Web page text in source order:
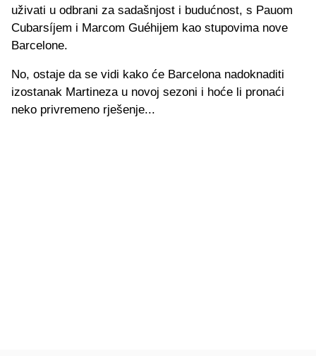
uživati u odbrani za sadašnjost i budućnost, s Pauom
Cubarsíjem i Marcom Guéhijem kao stupovima nove
Barcelone.
No, ostaje da se vidi kako će Barcelona nadoknaditi
izostanak Martineza u novoj sezoni i hoće li pronaći
neko privremeno rješenje...